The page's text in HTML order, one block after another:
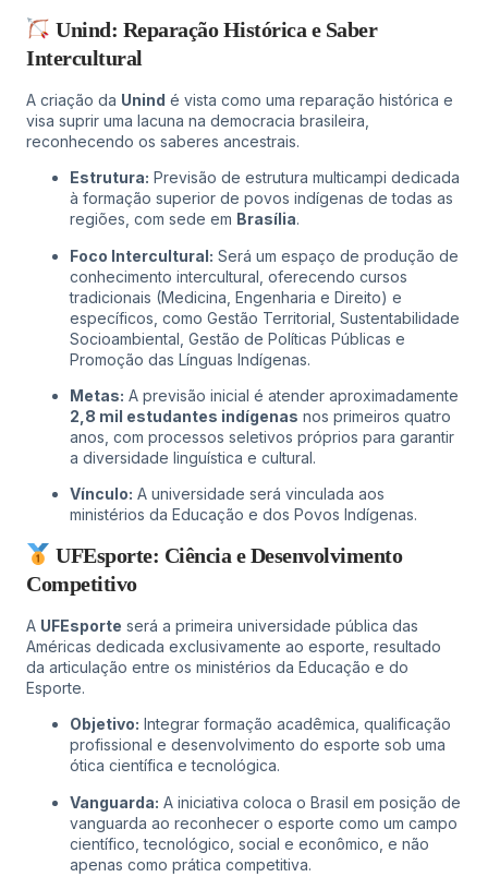
Unind: Reparação Histórica e Saber
Intercultural
A criação da Unind é vista como uma reparação histórica e
visa suprir uma lacuna na democracia brasileira,
reconhecendo os saberes ancestrais.
Estrutura: Previsão de estrutura multicampi dedicada
à formação superior de povos indígenas de todas as
regiões, com sede em Brasília.
Foco Intercultural: Será um espaço de produção de
conhecimento intercultural, oferecendo cursos
tradicionais (Medicina, Engenharia e Direito) e
específicos, como Gestão Territorial, Sustentabilidade
Socioambiental, Gestão de Políticas Públicas e
Promoção das Línguas Indígenas.
Metas: A previsão inicial é atender aproximadamente
2,8 mil estudantes indígenas nos primeiros quatro
anos, com processos seletivos próprios para garantir
a diversidade linguística e cultural.
Vínculo: A universidade será vinculada aos
ministérios da Educação e dos Povos Indígenas.
UFEsporte: Ciência e Desenvolvimento
Competitivo
A UFEsporte será a primeira universidade pública das
Américas dedicada exclusivamente ao esporte, resultado
da articulação entre os ministérios da Educação e do
Esporte.
Objetivo: Integrar formação acadêmica, qualificação
profissional e desenvolvimento do esporte sob uma
ótica científica e tecnológica.
Vanguarda: A iniciativa coloca o Brasil em posição de
vanguarda ao reconhecer o esporte como um campo
científico, tecnológico, social e econômico, e não
apenas como prática competitiva.